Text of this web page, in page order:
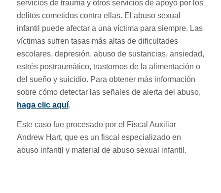
servicios de trauma y otros servicios de apoyo por los
delitos cometidos contra ellas. El abuso sexual
infantil puede afectar a una víctima para siempre. Las
víctimas sufren tasas más altas de dificultades
escolares, depresión, abuso de sustancias, ansiedad,
estrés postraumático, trastornos de la alimentación o
del sueño y suicidio. Para obtener más información
sobre cómo detectar las señales de alerta del abuso,
haga clic aquí.
Este caso fue procesado por el Fiscal Auxiliar
Andrew Hart, que es un fiscal especializado en
abuso infantil y material de abuso sexual infantil.